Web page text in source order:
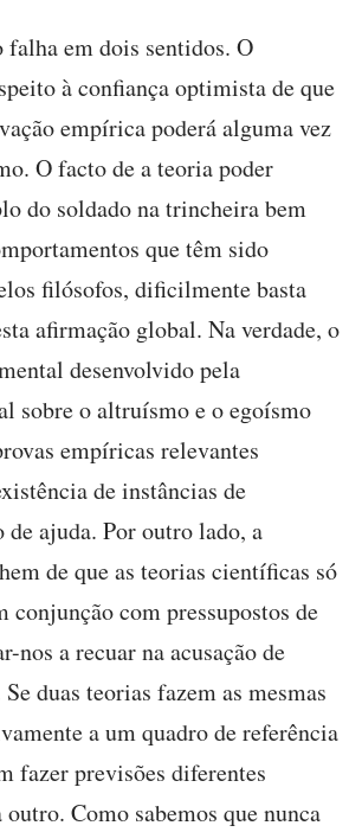
falha em dois sentidos. O
à confiança optimista de que
empírica poderá alguma vez
O facto de a teoria poder
do soldado na trincheira bem
que têm sido
filósofos, dificilmente basta
afirmação global. Na verdade, o
desenvolvido pela
sobre o altruísmo e o egoísmo
empíricas relevantes
de instâncias de
ajuda. Por outro lado, a
de que as teorias científicas só
conjunção com pressupostos de
nos a recuar na acusação de
duas teorias fazem as mesmas
a um quadro de referência
fazer previsões diferentes
Como sabemos que nunca